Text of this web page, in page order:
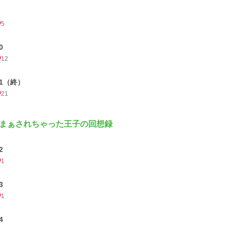
5
12
（終）
21
ぁされちゃった王子の回想録
1
1